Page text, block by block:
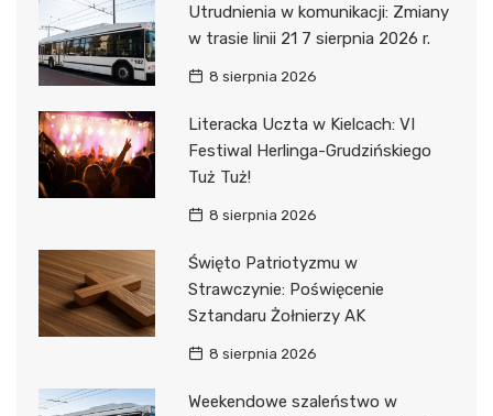
Utrudnienia w komunikacji: Zmiany
w trasie linii 21 7 sierpnia 2026 r.
8 sierpnia 2026
Literacka Uczta w Kielcach: VI
Festiwal Herlinga-Grudzińskiego
Tuż Tuż!
8 sierpnia 2026
Święto Patriotyzmu w
Strawczynie: Poświęcenie
Sztandaru Żołnierzy AK
8 sierpnia 2026
Weekendowe szaleństwo w